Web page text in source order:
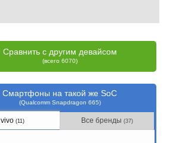
Сравнить с другим девайсом
(всего 6070)
Смартфоны на такой же SoC
(Qualcomm Snapdragon 665)
vivo(11) Все бренды (37)